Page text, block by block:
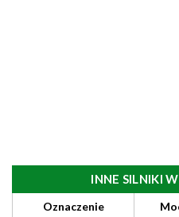
INNE SILNIKI
Oznaczenie